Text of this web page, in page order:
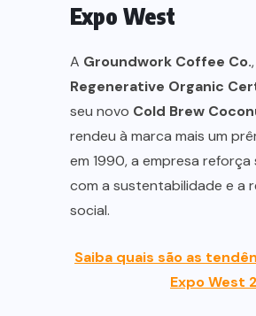
Expo West
A Groundwork Coffee Co.
Regenerative Organic
seu novo Cold Brew
rendeu à marca mais um
em 1990, a empresa
com a sustentabilidade e a
social.
Saiba quais são as
Expo West